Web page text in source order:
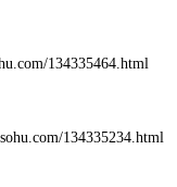
134335464.html
134335234.html